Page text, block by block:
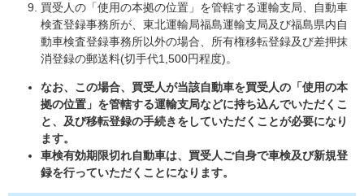
買受人の「使用の本拠の位置」を管轄する運輸支局、自動車
検査登録事務所が、東北運輸局福島運輸支局及び福島県内自
動車検査登録事務所以外の場合、所有権移転登録及び差押抹
消登録の郵送料(切手代1,500円程度)。
なお、この場合、買受人が当該自動車を買受人の「使用の本
拠の位置」を管轄する運輸支局などに持ち込んでいただくこ
と、及び移転登録の手続きをしていただくことが必要になり
ます。
車検有効期限切れ自動車は、買受人ご自身で車検及び新規登
録を行っていただくことになります。